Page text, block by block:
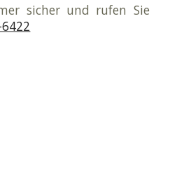
sicher und rufen Sie